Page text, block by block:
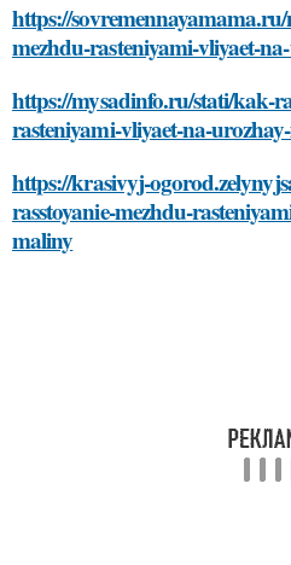
https://
mezhdu-rasteniyami-vliyaet-
https://mysadinfo.ru/stati/kak-
rasteniyami-vliyaet-na-
https://krasivyj-
rasstoyanie-mezhdu-
maliny